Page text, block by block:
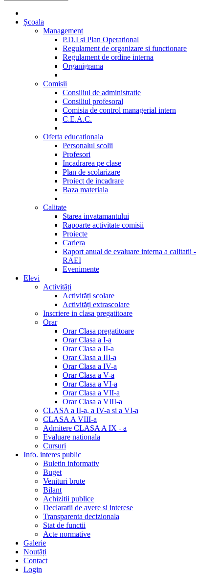
Școala
Management
P.D.I si Plan Operational
Regulament de organizare si functionare
Regulament de ordine interna
Organigrama
Comisii
Consiliul de administratie
Consiliul profesoral
Comisia de control managerial intern
C.E.A.C.
Oferta educationala
Personalul scolii
Profesori
Incadrarea pe clase
Plan de scolarizare
Proiect de incadrare
Baza materiala
Calitate
Starea invatamantului
Rapoarte activitate comisii
Proiecte
Cariera
Raport anual de evaluare interna a calitatii -
RAEI
Evenimente
Elevi
Activități
Activități scolare
Activități extrascolare
Inscriere in clasa pregatitoare
Orar
Orar Clasa pregatitoare
Orar Clasa a I-a
Orar Clasa a II-a
Orar Clasa a III-a
Orar Clasa a IV-a
Orar Clasa a V-a
Orar Clasa a VI-a
Orar Clasa a VII-a
Orar Clasa a VIII-a
CLASA a II-a, a IV-a si a VI-a
CLASA A VIII-a
Admitere CLASA A IX - a
Evaluare nationala
Cursuri
Info. interes public
Buletin informativ
Buget
Venituri brute
Bilant
Achizitii publice
Declaratii de avere si interese
Transparenta decizionala
Stat de functii
Acte normative
Galerie
Noutăți
Contact
Login